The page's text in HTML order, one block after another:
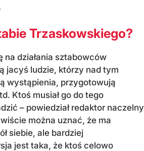
Trzaskowskiego?
na działania sztabowców
jacyś ludzie, którzy nad tym
wystąpienia, przygotowują
Ktoś musiał go do tego
– powiedział redaktor naczelny
można uznać, że ma
siebie, ale bardziej
jest taka, że ktoś celowo